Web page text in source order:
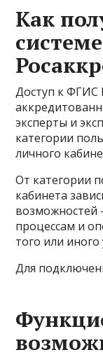
Как
системе
Доступ к ФГИС
эксперты и
категории
личного
От категории
кабинета
возможностей
процессам и
того или иного
Для